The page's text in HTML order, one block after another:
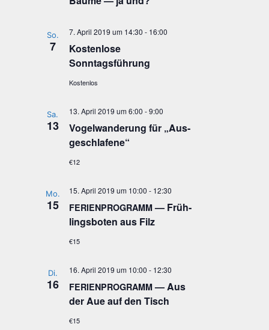
So.
7
Kos­ten­lo­se
Sonntagsführung
7. April 2019 um 14:30 - 16:00
Kostenlos
Sa.
13
Vogel­wan­de­rung für „Aus­
ge­schla­fe­ne“
13. April 2019 um 6:00 -9:00
€12
Mo.
15 FERIENPROGRAMM— Früh­
lings­bo­ten aus Filz
15. April 2019 um 10:00 - 12:30
€15
Di.
16 FERIENPROGRAMM— Aus
der Aue auf den Tisch
16. April 2019 um 10:00 - 12:30
€15